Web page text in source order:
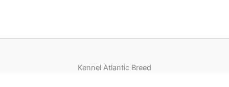
Kennel Atlantic Breed